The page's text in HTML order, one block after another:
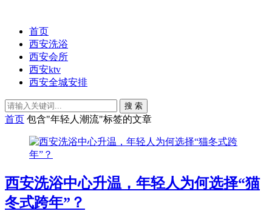
首页
西安洗浴
西安会所
西安ktv
西安全城安排
搜 索
首页 包含"年轻人潮流"标签的文章
西安洗浴中心升温，年轻人为何选择“猫
冬式跨年”？